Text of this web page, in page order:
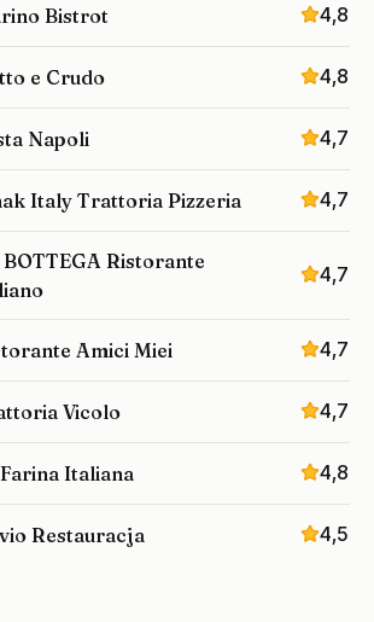
Bistrot 4,8
e Crudo 4,8
Napoli 4,7
Italy Trattoria Pizzeria 4,7
BOTTEGA Ristorante
4,7
Amici Miei 4,7
Vicolo 4,7
Italiana 4,8
Restauracja 4,5